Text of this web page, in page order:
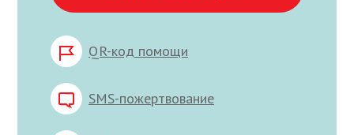
QR-код помощи
SMS-пожертвование